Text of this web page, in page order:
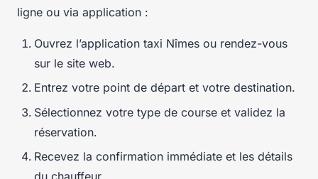
ligne ou via application :
Ouvrez l’application taxi Nîmes ou rendez-vous
sur le site web.
Entrez votre point de départ et votre destination.
Sélectionnez votre type de course et validez la
réservation.
Recevez la confirmation immédiate et les détails